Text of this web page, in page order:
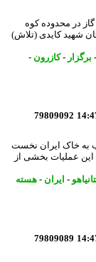
محدوده کوه
کایدی (تلاش)
- کازرون -
79809092
خاک ایران نخست
عملیات بخشی از
-ایران -
هسته
79809089